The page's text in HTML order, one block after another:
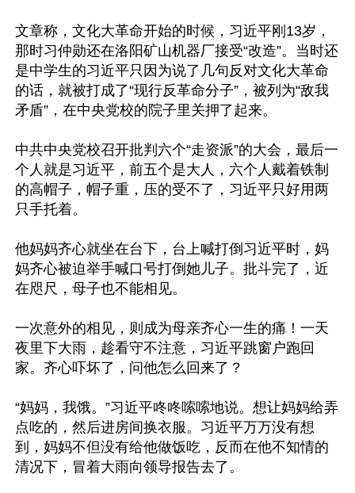
文章称，文化大革命开始的时候，习近平刚13岁，
那时习仲勋还在洛阳矿山机器厂接受“改造”。当时还
是中学生的习近平只因为说了几句反对文化大革命
的话，就被打成了“现行反革命分子”，被列为“敌我
矛盾”，在中央党校的院子里关押了起来。
中共中央党校召开批判六个“走资派”的大会，最后一
个人就是习近平，前五个是大人，六个人戴着铁制
的高帽子，帽子重，压的受不了，习近平只好用两
只手托着。
他妈妈齐心就坐在台下，台上喊打倒习近平时，妈
妈齐心被迫举手喊口号打倒她儿子。批斗完了，近
在咫尺，母子也不能相见。
一次意外的相见，则成为母亲齐心一生的痛！一天
夜里下大雨，趁看守不注意，习近平跳窗户跑回
家。齐心吓坏了，问他怎么回来了？
“妈妈，我饿。”习近平咚咚嗦嗦地说。想让妈妈给弄
点吃的，然后进房间换衣服。习近平万万没有想
到，妈妈不但没有给他做饭吃，反而在他不知情的
清况下，冒着大雨向领导报告去了。